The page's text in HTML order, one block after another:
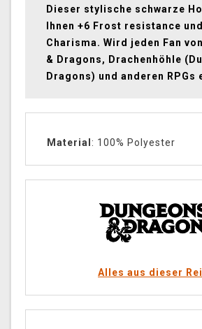
Dieser stylische schwarze
Ihnen +6 Frost resistance
Charisma. Wird jeden Fan
& Dragons, Drachenhöhle
Dragons) und anderen RPGs
Material : 100% Polyester
Alles aus dieser